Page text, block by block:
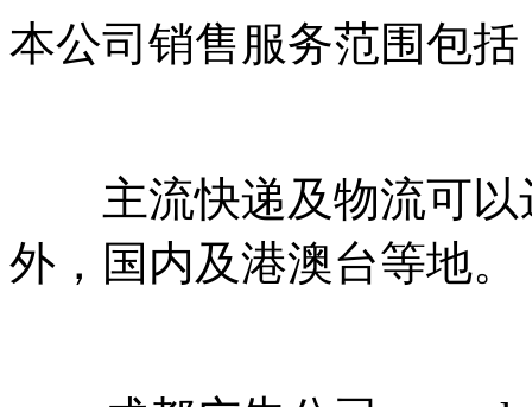
本公司销售服务范围包括
主流快递及物流可以
外，国内及港澳台等地。